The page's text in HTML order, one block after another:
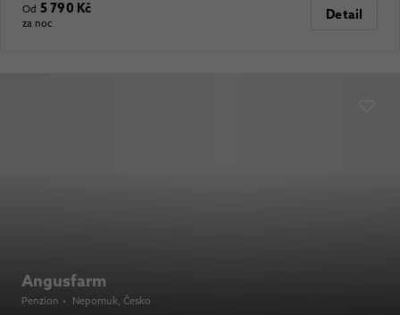
Od 5 790 Kč
za noc
Detail
Angusfarm
Penzion • Nepomuk, Česko